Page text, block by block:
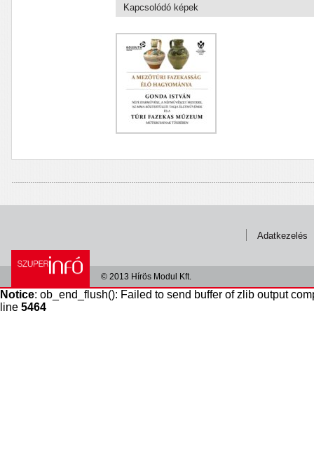
Kapcsolódó képek
Adatkezelés
© 2013 Hírös Modul Kft.
Notice: ob_end_flush(): Failed to send buffer of zlib output
line 5464